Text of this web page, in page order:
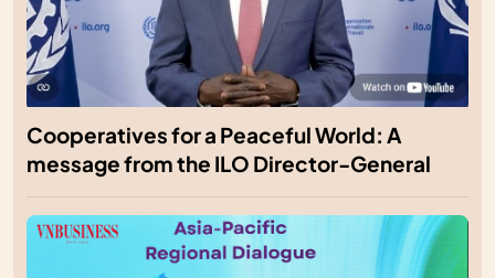
Cooperatives for a Peaceful World: A
message from the ILO Director-General